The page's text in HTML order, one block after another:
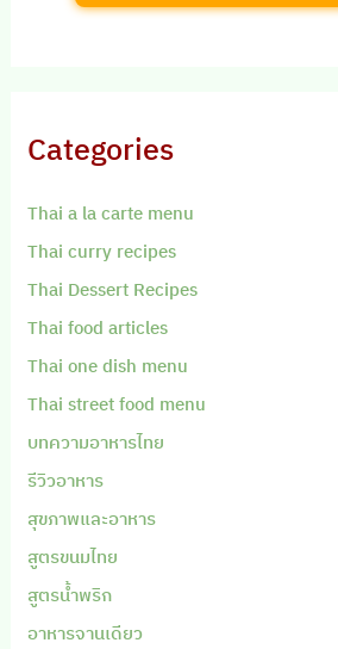
Categories
Thai a la carte menu
Thai curry recipes
Thai Dessert Recipes
Thai food articles
Thai one dish menu
Thai street food menu
บทความอาหารไทย
รีวิวอาหาร
สุขภาพและอาหาร
สูตรขนมไทย
สูตรน้ำพริก
อาหารจานเดียว